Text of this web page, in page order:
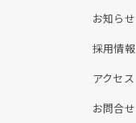
お知らせ
採用情報
アクセス
お問合せ